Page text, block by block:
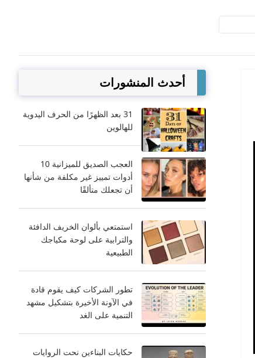
أحدث المنشورات
31 بعد الظهرًا من الحرف اليدوية
للهالوين
العجب الصديق للميزانية 10
أدوات تمييز غير مكلفة من شأنها
أن تجعلك متألقًا
استمتعي بألوان الخريف الدافئة
والترابية على لوحة مكياجك
الطبيعية
تطور الشركات كيف يقوم قادة
في الآونة الأخيرة بتشكيل مشهد
التنمية على الغد
حكايات البناءين نحت الروايات